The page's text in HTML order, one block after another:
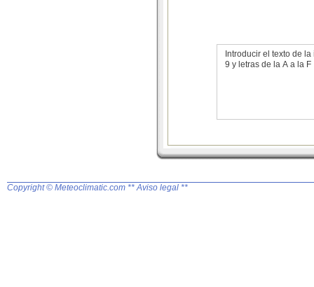
Introducir el texto de
9 y letras de la A a la F
Copyright © Meteoclimatic.com ** Aviso legal **